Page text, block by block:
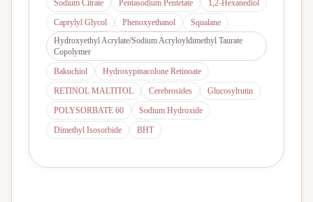
Sodium Citrate
Pentasodium Pentetate
1,2-Hexanediol
Caprylyl Glycol
Phenoxyethanol
Squalane
Hydroxyethyl Acrylate/Sodium Acryloyldimethyl Taurate
Copolymer
Bakuchiol
Hydroxypinacolone Retinoate
RETINOL MALTITOL
Cerebrosides
Glucosylrutin
POLYSORBATE 60
Sodium Hydroxide
Dimethyl Isosorbide
BHT